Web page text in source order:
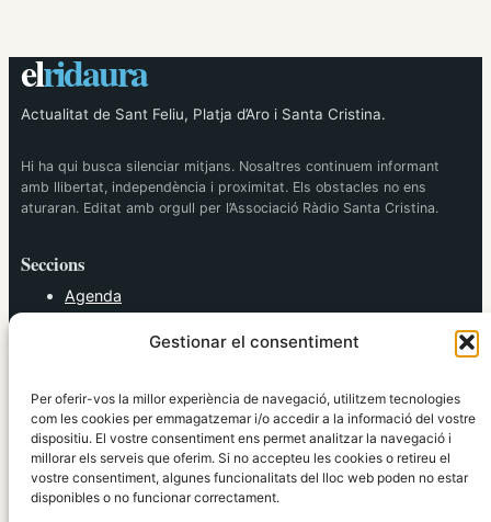
Gestionar el consentiment
Per oferir-vos la millor experiència de navegació, utilitzem tecnologies
com les cookies per emmagatzemar i/o accedir a la informació del vostre
dispositiu. El vostre consentiment ens permet analitzar la navegació i
millorar els serveis que oferim. Si no accepteu les cookies o retireu el
vostre consentiment, algunes funcionalitats del lloc web poden no estar
disponibles o no funcionar correctament.
elridaura
Actualitat de Sant Feliu, Platja d’Aro i Santa Cristina.
Hi ha qui busca silenciar mitjans. Nosaltres continuem informant
amb llibertat, independència i proximitat. Els obstacles no ens
aturaran. Editat amb orgull per l’Associació Ràdio Santa Cristina.
Seccions
Agenda
Política
Societat
Tendències
elRidaura.com